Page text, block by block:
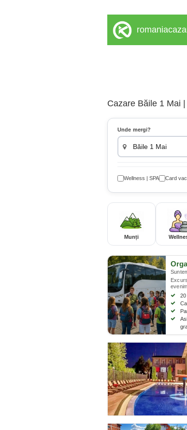
Cazare Băile 1 Mai
Unde mergi?
Wellness | SPA Card
Munți
20